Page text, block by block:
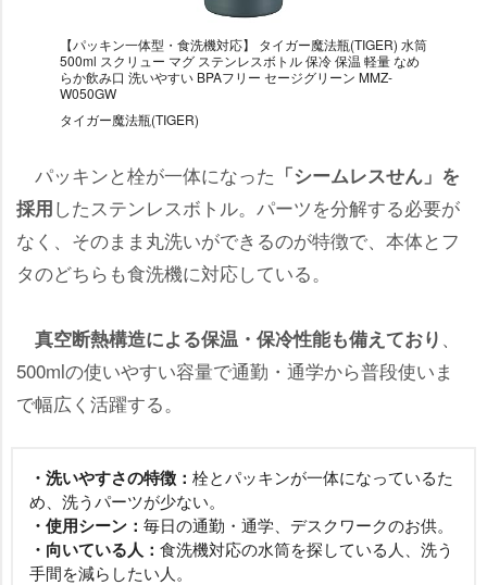
【パッキン一体型・食洗機対応】 タイガー魔法瓶(TIGER) 水筒
500ml スクリュー マグ ステンレスボトル 保冷 保温 軽量 なめ
らか飲み口 洗いやすい BPAフリー セージグリーン MMZ-
W050GW
タイガー魔法瓶(TIGER)
パッキンと栓が一体になった 「シームレスせん」を
採用したステンレスボトル。パーツを分解する必要が
なく、そのまま丸洗いができるのが特徴で、本体とフ
タのどちらも食洗機に対応している。
真空断熱構造による保温・保冷性能も備えており 、
500mlの使いやすい容量で通勤・通学から普段使いま
で幅広く活躍する。
・洗いやすさの特徴： 栓とパッキンが一体になっているた
め、洗うパーツが少ない。
・使用シーン： 毎日の通勤・通学、デスクワークのお供。
・向いている人： 食洗機対応の水筒を探している人、洗う
手間を減らしたい人。